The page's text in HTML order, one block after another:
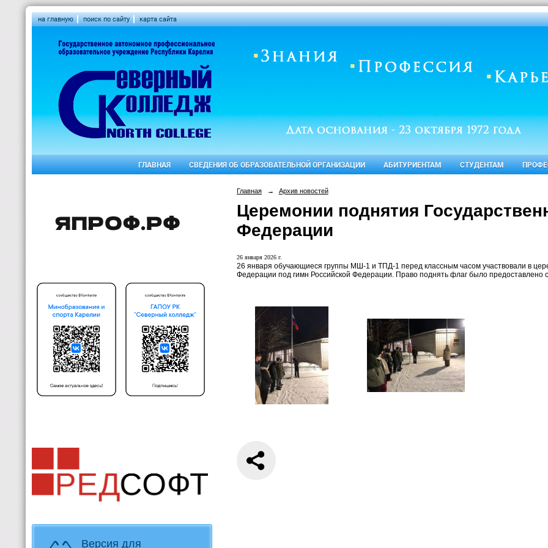
на главную поиск по сайту карта сайта
ГЛАВНАЯ СВЕДЕНИЯ ОБ ОБРАЗОВАТЕЛЬНОЙ ОРГАНИЗАЦИИ АБИТУРИЕНТАМ СТУДЕНТАМ
Версия для
Главная → Архив новостей
Церемонии поднятия
Федерации
26 января 2026 г.
26 января обучающиеся группы МШ-1 и ТПД-1 перед классным часом участвовали в
Федерации под гимн Российской Федерации. Право поднять флаг было предоставлено